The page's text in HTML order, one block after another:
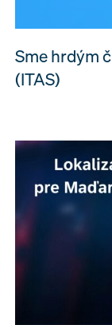
Sme hrdým
(ITAS)